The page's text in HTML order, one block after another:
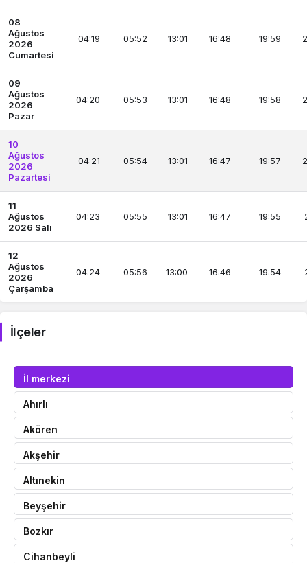
08
Ağustos
2026
Cumartesi
04:19 05:52 13:01 16:48 19:59
09
Ağustos
2026
Pazar
04:20 05:53 13:01 16:48 19:58
10
Ağustos
2026
Pazartesi
04:21 05:54 13:01 16:47 19:57
11
Ağustos
2026 Salı
04:23 05:55 13:01 16:47 19:55
12
Ağustos
2026
Çarşamba
04:24 05:56 13:00 16:46 19:54
İlçeler
İl merkezi
Ahırlı
Akören
Akşehir
Altınekin
Beyşehir
Bozkır
Cihanbeyli